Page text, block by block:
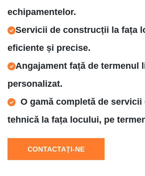
echipamentelor.
Servicii de construcții la fața
eficiente și precise.
Angajament față de termenul
personalizat.
O gamă completă de servicii
tehnică la fața locului, pe
CONTACTAŢI-NE